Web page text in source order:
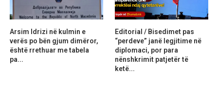
Arsim Idrizi në kulmin e
verës po bën gjum dimëror,
është rrethuar me tabela
pa...
Editorial / Bisedimet pas
“perdeve” janë legjitime në
diplomaci, por para
nënshkrimit patjetër të
ketë...